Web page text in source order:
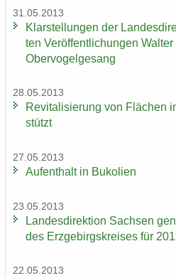
31.05.2013
Klar­stel­lun­gen der
ten Ver­öf­fent­li­chun­gen
Ober­vo­gel­ge­sang
28.05.2013
Re­vi­ta­li­sie­rung von Flä­chen
stützt
27.05.2013
Auf­ent­halt in Bu­ko­li­en
23.05.2013
Lan­des­di­rek­ti­on Sach­sen
des Erz­ge­birgs­krei­ses für
22.05.2013